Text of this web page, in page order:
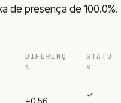
de presença de 100.0%.
DIFERENÇ
A
STATU
S
✓